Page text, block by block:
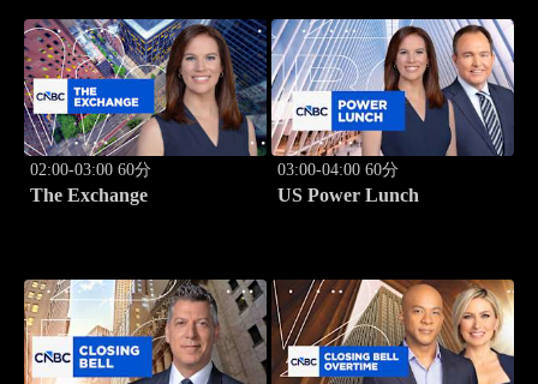
02:00-03:00 60分
The Exchange
03:00-04:00 60分
US Power Lunch